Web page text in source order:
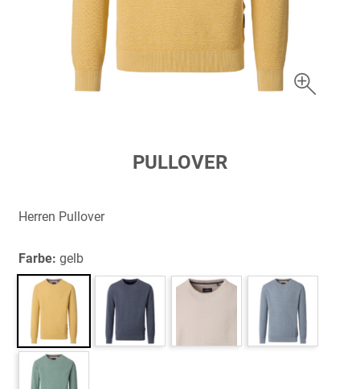
springen
PULLOVER
Herren Pullover
Farbe: gelb